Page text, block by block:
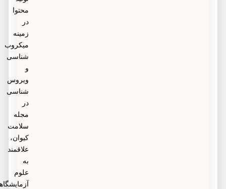
محتوا
میکروب
شناسی
ویروس
شناسی
سلامت
کیوان،
علاقمند
آزمایشگاهی